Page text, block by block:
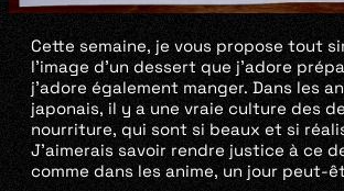
Cette semaine, je vous propose tout
l’image d’un dessert que j’adore
j’adore également manger. Dans les
japonais, il y a une vraie culture des
nourriture, qui sont si beaux et si
J’aimerais savoir rendre justice à ce
comme dans les anime, un jour peut-